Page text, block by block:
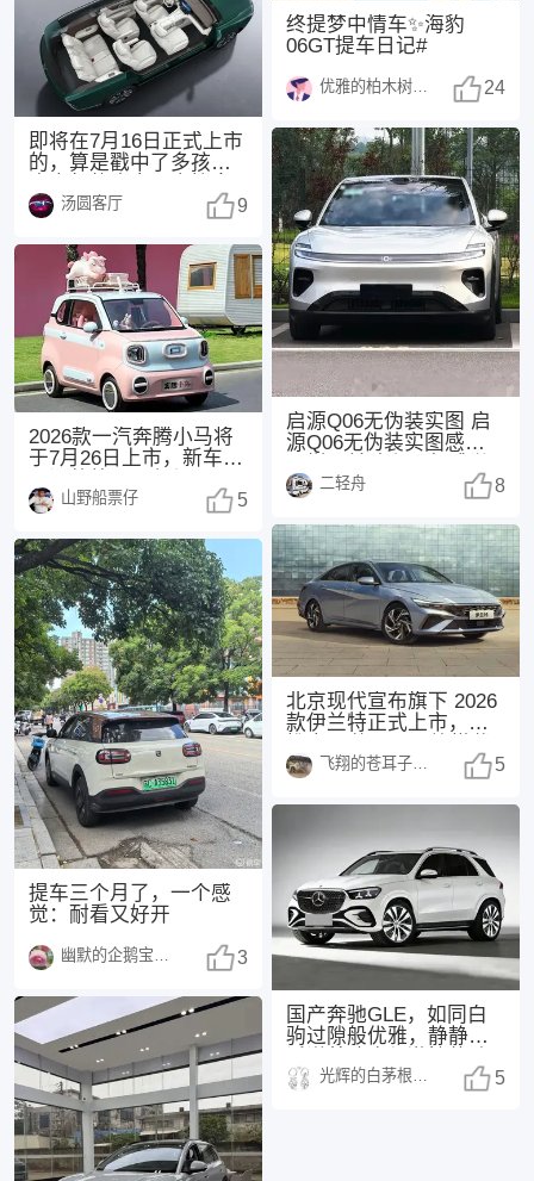
即将在7月16日正式上市
的，算是戳中了多孩家
下“同级座椅堆料
汤圆客厅 9
2026款一汽奔腾小马将
于7月26日上市，新车主
置。 参考现款
山野船票仔 5
提车三个月了，一个感
觉：耐看又好开
3
终提梦中情车✨海豹
06GT提车日记#
优雅的柏木树1370 24
启源Q06无伪装实图 启
源Q06无伪装实图感觉怎
都不错，挺耐
二轻舟 8
北京现代宣布旗下 2026
款伊兰特正式上市，共
1.5
飞翔的苍耳子1438 5
国产奔驰GLE，如同白
驹过隙般优雅，静静地
篇。🚗💨 车机光辉的白茅根1484 5